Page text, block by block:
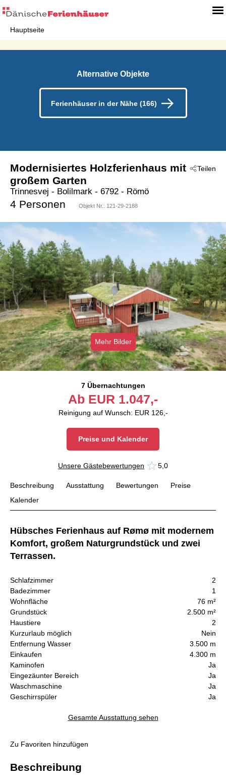
Hauptseite
Alternative Objekte
Ferienhäuser in der Nähe (166)
Teilen
Modernisiertes Holzferienhaus mit
großem Garten
Trinnesvej - Bolilmark - 6792 - Römö
4 Personen Objekt Nr.: 121-29-2188
Mehr Bilder
7 Übernachtungen
Ab EUR 1.047,-
Reinigung auf Wunsch: EUR 126,-
Preise und Kalender
Unsere Gästebewertungen 5,0
Beschreibung Ausstattung Bewertungen
Preise
Kalender
Hübsches Ferienhaus auf Rømø mit modernem
Komfort, großem Naturgrundstück und zwei
Terrassen.
Schlafzimmer
2
Badezimmer
1
Wohnfläche
76 m²
Grundstück
2.500 m²
Haustiere
2
Kurzurlaub möglich
Nein
Entfernung Wasser
3.500 m
Einkaufen
4.300 m
Kaminofen
Ja
Eingezäunter Bereich
Ja
Waschmaschine
Ja
Geschirrspüler
Ja
Gesamte Ausstattung sehen
Zu Favoriten hinzufügen
Beschreibung